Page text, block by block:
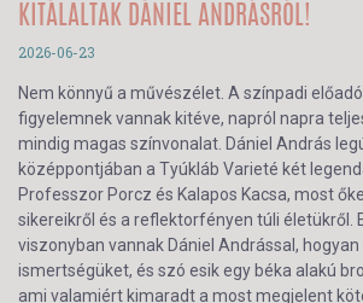
KITÁLALTAK DÁNIEL ANDRÁSRÓL!
2026-06-23
Nem könnyű a művészélet. A színpadi
figyelemnek vannak kitéve, napról napra
mindig magas színvonalat. Dániel András
középpontjában a Tyúkláb Varieté két
Professzor Porcz és Kalapos Kacsa, most
sikereikről és a reflektorfényen túli életükről.
viszonyban vannak Dániel Andrással,
ismertségüket, és szó esik egy béka alakú
ami valamiért kimaradt a most megjelent